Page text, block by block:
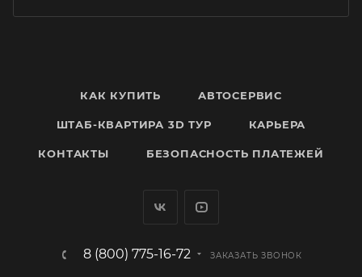
КАК КУПИТЬ АВТОСЕРВИС
ШТАБ-КВАРТИРА 3D ТУР КАРЬЕРА
КОНТАКТЫ БЕЗОПАСНОСТЬ ПЛАТЕЖЕЙ
8 (800) 775-16-72 ЗАКАЗАТЬ ЗВОНОК